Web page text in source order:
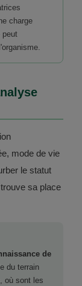
charge
peut
mode de vie
le statut
sa place
de
du terrain
où sont les